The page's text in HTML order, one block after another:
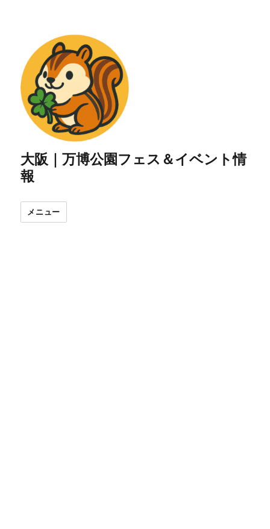
大阪｜万博公園フェス＆イベント情
報
メニュー